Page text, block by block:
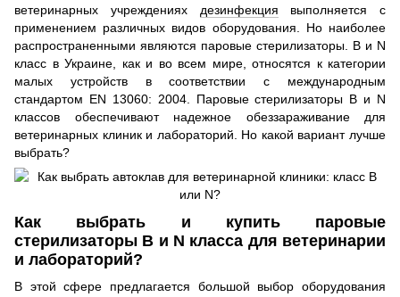
ветеринарных учреждениях дезинфекция выполняется с
применением различных видов оборудования. Но наиболее
распространенными являются паровые стерилизаторы. B и N
класс в Украине, как и во всем мире, относятся к категории
малых устройств в соответствии с международным
стандартом EN 13060: 2004. Паровые стерилизаторы B и N
классов обеспечивают надежное обеззараживание для
ветеринарных клиник и лабораторий. Но какой вариант лучше
выбрать?
Как выбрать и купить паровые
стерилизаторы B и N класса для ветеринарии
и лабораторий?
В этой сфере предлагается большой выбор оборудования